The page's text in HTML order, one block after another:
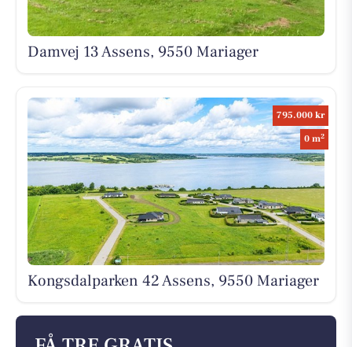
Damvej 13 Assens, 9550 Mariager
795.000 kr
0 m2
Kongsdalparken 42 Assens, 9550 Mariager